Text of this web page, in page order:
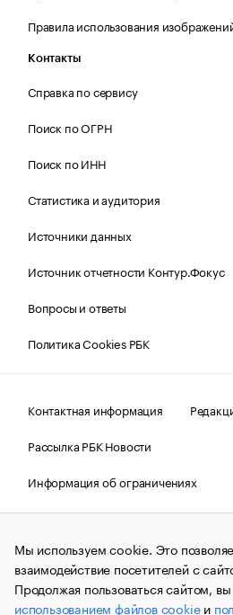
Правила использования
Контакты
Справка по сервису
Поиск по ОГРН
Поиск по ИНН
Статистика и аудитория
Источники данных
Источник отчетности Контур.Фокус
Вопросы и ответы
Политика Cookies РБК
Контактная информация
Рассылка РБК Новости
Информация об ограничениях
Правовая информация
О
© АО «РОСБИЗНЕСКОНСАЛТИНГ»,
и материалы информационного
(зарегистрировано Федеральной
связи, информационных
коммуникаций (Роскомнадзор)
Мы используем cookie. Это
взаимодействие посетителей с
Продолжая пользоваться сайтом,
использованием файлов cookieи